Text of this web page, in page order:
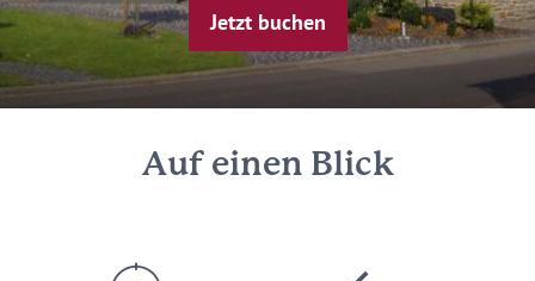
Jetzt buchen
Auf einen Blick